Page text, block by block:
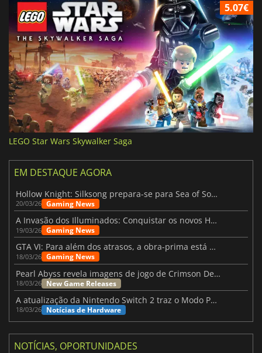
5.07€
LEGO Star Wars Skywalker Saga
EM DESTAQUE AGORA
Hollow Knight: Silksong prepara-se para Sea of Sorrow com um patch
20/03/26 Gaming News
A Invasão dos Illuminados: Conquistar os novos Helldivers 2 Atualização!
19/03/26 Gaming News
GTA VI: Para além dos atrasos, a obra-prima está quase a chegar
18/03/26 Gaming News
Pearl Abyss revela imagens de jogo de Crimson Desert para a PS5
18/03/26 New Game Releases
A atualização da Nintendo Switch 2 traz o Modo Portátil aos jogos mais antigos da Switch
18/03/26 Notícias de Hardware
NOTÍCIAS, OPORTUNIDADES